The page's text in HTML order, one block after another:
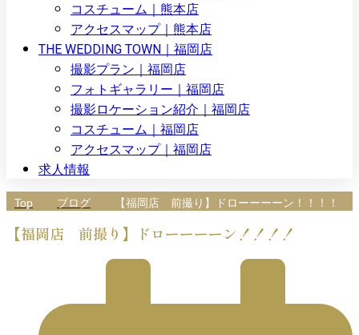
コスチューム｜熊本店
アクセスマップ｜熊本店
THE WEDDING TOWN｜福岡店
撮影プラン｜福岡店
フォトギャラリー｜福岡店
撮影ロケーション紹介｜福岡店
コスチューム｜福岡店
アクセスマップ｜福岡店
求人情報
Top ブログ 【福岡店 前撮り】ドローーーーン！！！！
【福岡店 前撮り】ドローーーーン！！！！